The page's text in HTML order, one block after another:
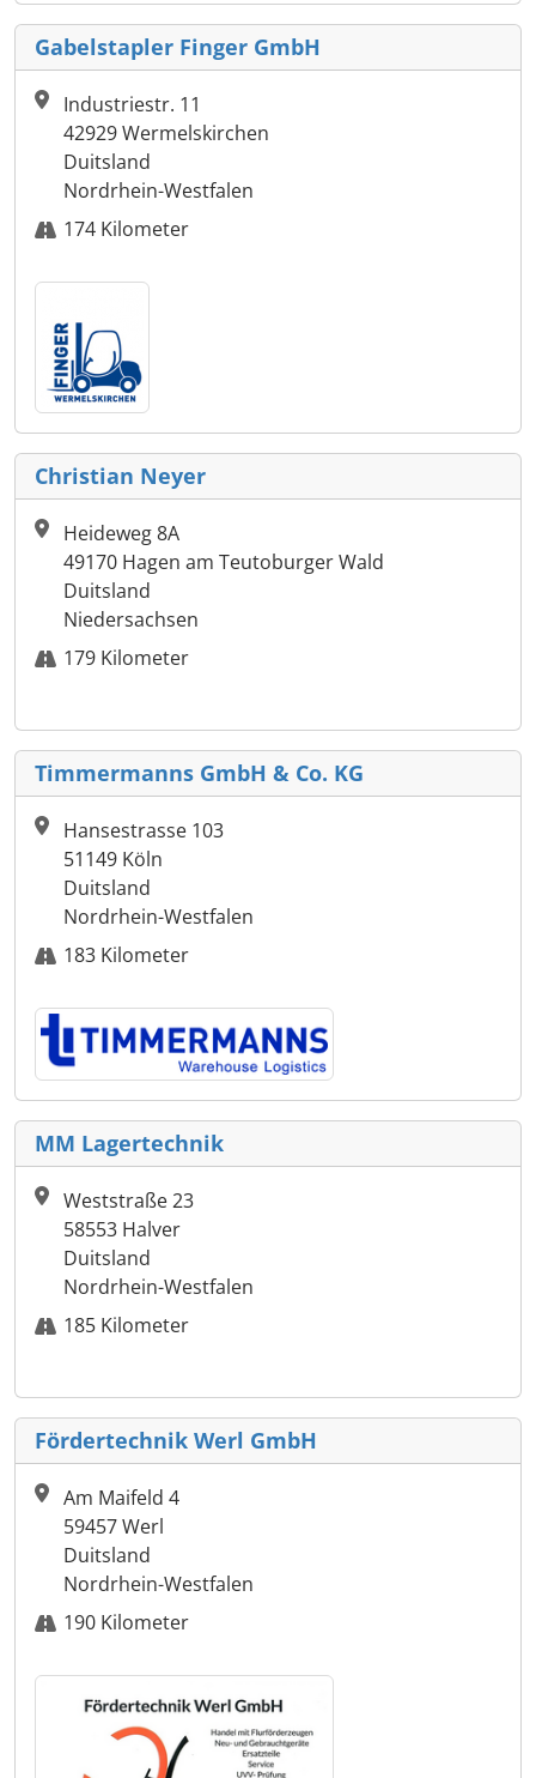
Gabelstapler Finger GmbH
Industriestr. 11
42929 Wermelskirchen
Duitsland
Nordrhein-Westfalen
174 Kilometer
Christian Neyer
Heideweg 8A
49170 Hagen am Teutoburger Wald
Duitsland
Niedersachsen
179 Kilometer
Timmermanns GmbH & Co. KG
Hansestrasse 103
51149 Köln
Duitsland
Nordrhein-Westfalen
183 Kilometer
MM Lagertechnik
Weststraße 23
58553 Halver
Duitsland
Nordrhein-Westfalen
185 Kilometer
Fördertechnik Werl GmbH
Am Maifeld 4
59457 Werl
Duitsland
Nordrhein-Westfalen
190 Kilometer